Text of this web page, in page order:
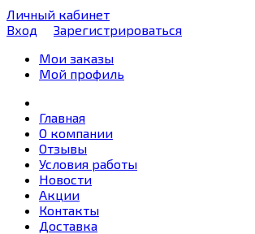
Личный кабинет
Вход
Зарегистрироваться
Мои заказы
Мой профиль
Главная
О компании
Отзывы
Условия работы
Новости
Акции
Контакты
Доставка